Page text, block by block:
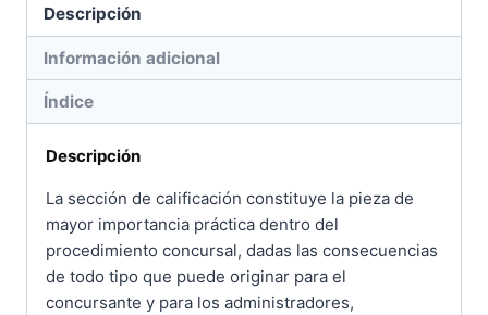
Descripción
Información adicional
Índice
Descripción
La sección de calificación constituye la pieza de
mayor importancia práctica dentro del
procedimiento concursal, dadas las consecuencias
de todo tipo que puede originar para el
concursante y para los administradores,